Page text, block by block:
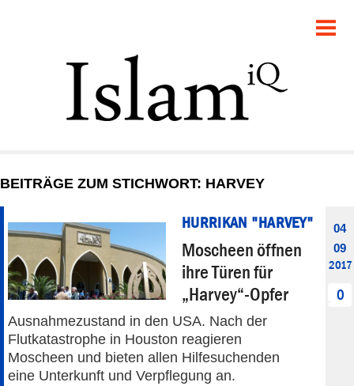
GESELLSCHAFT
STARTSEITE
DEBATTE
PANORAMA
BEITRÄGE ZUM STICHWORT: HARVEY
HURRIKAN "HARVEY"
Moscheen öffnen
ihre Türen für
„Harvey“-Opfer
Ausnahmezustand in den USA. Nach der
Flutkatastrophe in Houston reagieren
Moscheen und bieten allen Hilfesuchenden
eine Unterkunft und Verpflegung an.
04
09
2017
0